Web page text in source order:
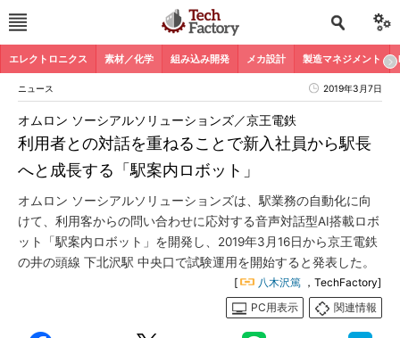
エレクトロニクス 素材／化学 組み込み開発 メカ設計 製造マネジメント
ニュース 2019年3月7日
利用者との対話を重ねることで新入社員から駅長
へと成長する「駅案内ロボット」
オムロン ソーシアルソリューションズ／京王電鉄
オムロン ソーシアルソリューションズは、駅業務の自動化に向
けて、利用客からの問い合わせに応対する音声対話型AI搭載ロボ
ット「駅案内ロボット」を開発し、2019年3月16日から京王電鉄
の井の頭線 下北沢駅 中央口で試験運用を開始すると発表した。
[ 八木沢篤 ，TechFactory]
PC用表示
関連情報